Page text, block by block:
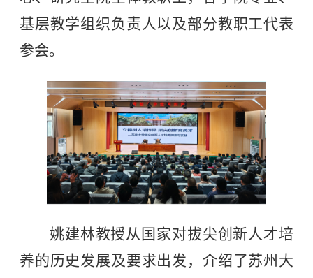
基层教学组织负责人以及部分教职工代表
参会。
姚建林教授从国家对拔尖创新人才培
养的历史发展及要求出发， 介绍了苏州大